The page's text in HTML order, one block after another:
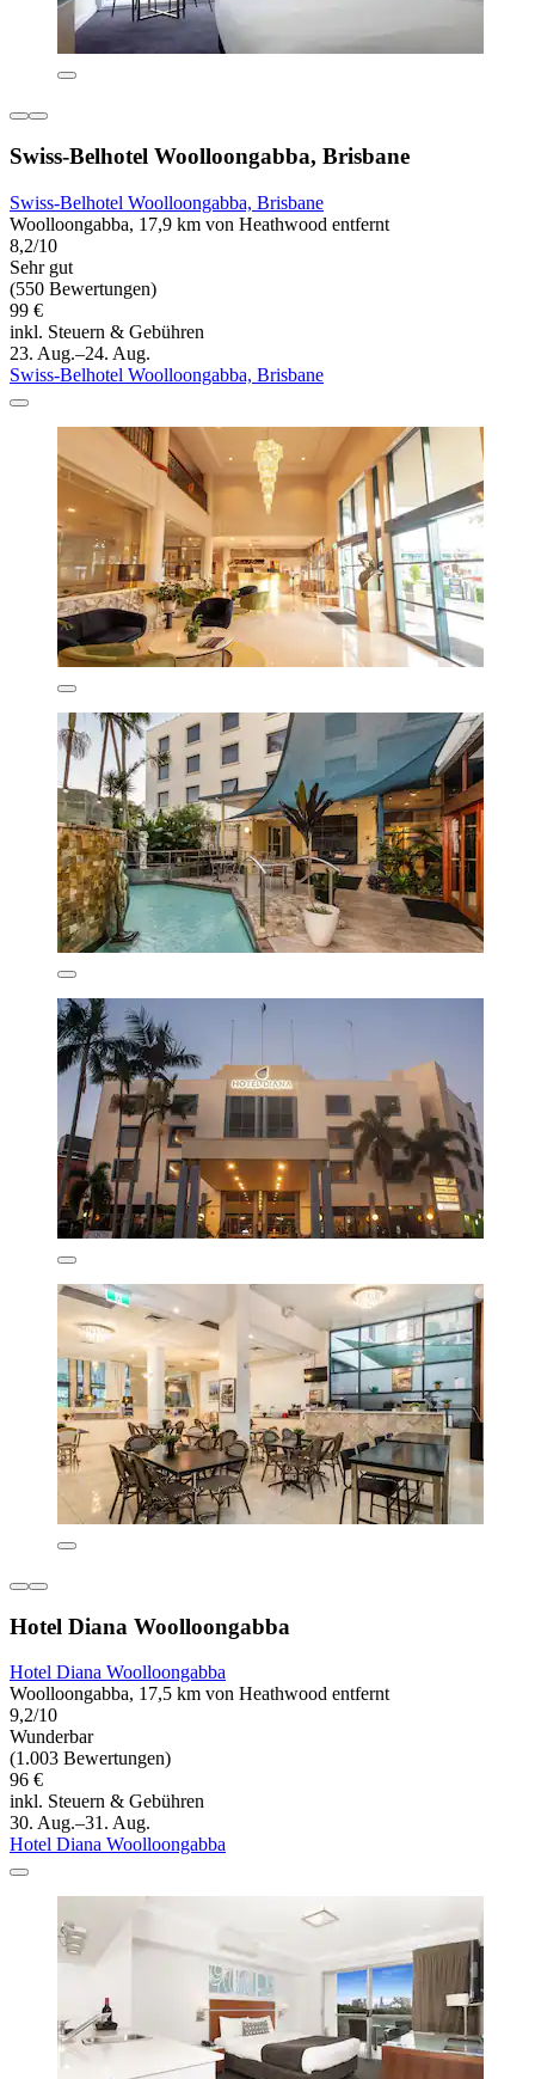
Swiss-Belhotel Woolloongabba, Brisbane
Swiss-Belhotel Woolloongabba, Brisbane
Woolloongabba, 17,9 km von Heathwood entfernt
8,2/10
Sehr gut
(550 Bewertungen)
99 €
inkl. Steuern & Gebühren
23. Aug.–24. Aug.
Swiss-Belhotel Woolloongabba, Brisbane
Hotel Diana Woolloongabba
Hotel Diana Woolloongabba
Woolloongabba, 17,5 km von Heathwood entfernt
9,2/10
Wunderbar
(1.003 Bewertungen)
96 €
inkl. Steuern & Gebühren
30. Aug.–31. Aug.
Hotel Diana Woolloongabba